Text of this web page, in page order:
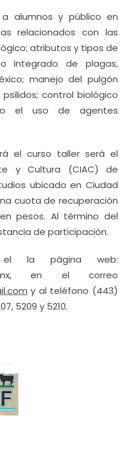
alumnos y público en
relacionados con las
atributos y tipos de
integrado de plagas,
manejo del pulgón
control biológico
el uso de agentes
el curso taller será el
y Cultura (CIAC) de
ubicado en Ciudad
cuota de recuperación
pesos. Al término del
de participación.
el la página web:
, en el correo
y al teléfono (443)
5209 y 5210.